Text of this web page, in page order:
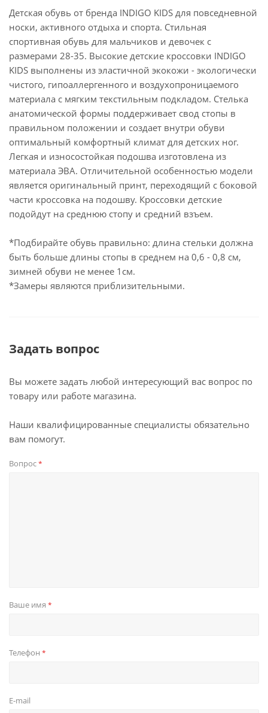
Детская обувь от бренда INDIGO KIDS для повседневной
носки, активного отдыха и спорта. Стильная
спортивная обувь для мальчиков и девочек с
размерами 28-35. Высокие детские кроссовки INDIGO
KIDS выполнены из эластичной экокожи - экологически
чистого, гипоаллергенного и воздухопроницаемого
материала с мягким текстильным подкладом. Стелька
анатомической формы поддерживает свод стопы в
правильном положении и создает внутри обуви
оптимальный комфортный климат для детских ног.
Легкая и износостойкая подошва изготовлена из
материала ЭВА. Отличительной особенностью модели
является оригинальный принт, переходящий с боковой
части кроссовка на подошву. Кроссовки детские
подойдут на среднюю стопу и средний взъем.
*Подбирайте обувь правильно: длина стельки должна
быть больше длины стопы в среднем на 0,6 - 0,8 см,
зимней обуви не менее 1см.
*Замеры являются приблизительными.
Задать вопрос
Вы можете задать любой интересующий вас вопрос по
товару или работе магазина.
Наши квалифицированные специалисты обязательно
вам помогут.
Вопрос*
Ваше имя *
Телефон *
E-mail